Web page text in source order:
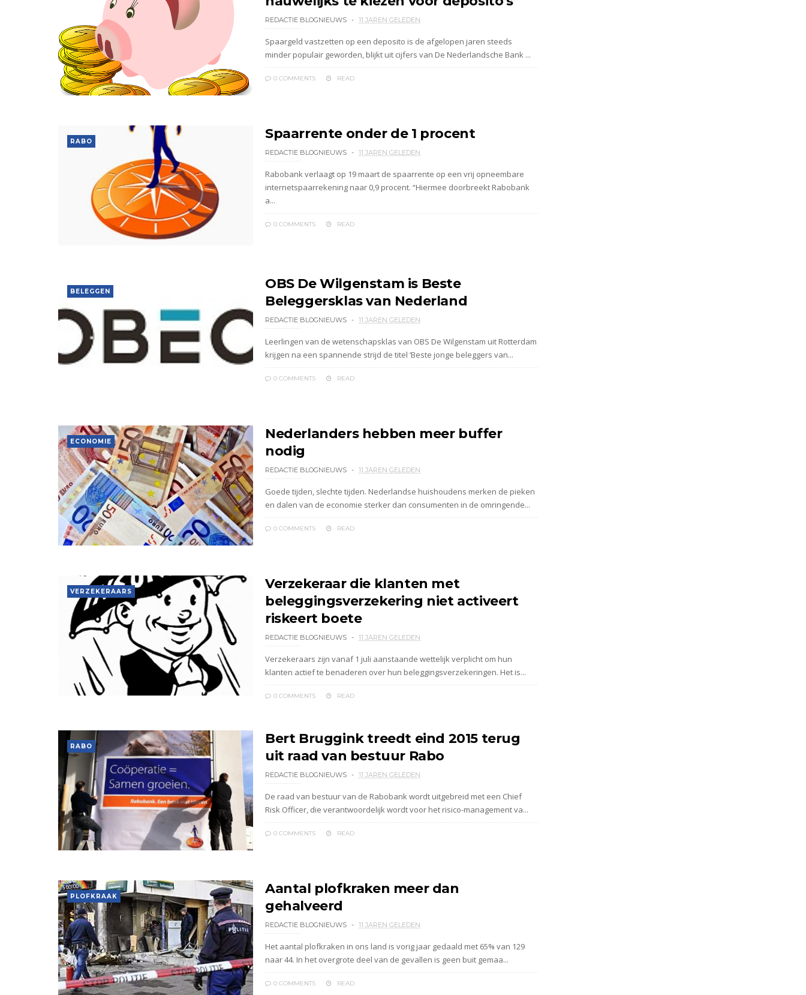
REDACTIE BLOGNIEUWS 11 JAREN GELEDEN
Spaargeld vastzetten op een deposito is de afgelopen jaren steeds
minder populair geworden, blijkt uit cijfers van De Nederlandsche Bank ...
0 COMMENTS READ
RABO Spaarrente onder de 1 procent
REDACTIE BLOGNIEUWS 11 JAREN GELEDEN
Rabobank verlaagt op 19 maart de spaarrente op een vrij opneembare
internetspaarrekening naar 0,9 procent. “Hiermee doorbreekt Rabobank
a...
0 COMMENTS READ
BELEGGEN
OBS De Wilgenstam is Beste
Beleggersklas van Nederland
REDACTIE BLOGNIEUWS 11 JAREN GELEDEN
Leerlingen van de wetenschapsklas van OBS De Wilgenstam uit Rotterdam
krijgen na een spannende strijd de titel ‘Beste jonge beleggers van...
0 COMMENTS READ
ECONOMIE
Nederlanders hebben meer buffer
nodig
REDACTIE BLOGNIEUWS 11 JAREN GELEDEN
Goede tijden, slechte tijden. Nederlandse huishoudens merken de pieken
en dalen van de economie sterker dan consumenten in de omringende...
0 COMMENTS READ
VERZEKERAARS
Verzekeraar die klanten met
beleggingsverzekering niet activeert
riskeert boete
REDACTIE BLOGNIEUWS 11 JAREN GELEDEN
Verzekeraars zijn vanaf 1 juli aanstaande wettelijk verplicht om hun
klanten actief te benaderen over hun beleggingsverzekeringen. Het is...
0 COMMENTS READ
RABO
Bert Bruggink treedt eind 2015 terug
uit raad van bestuur Rabo
REDACTIE BLOGNIEUWS 11 JAREN GELEDEN
De raad van bestuur van de Rabobank wordt uitgebreid met een Chief
Risk Officer, die verantwoordelijk wordt voor het risico-management va...
0 COMMENTS READ
PLOFKRAAK
Aantal plofkraken meer dan
gehalveerd
REDACTIE BLOGNIEUWS 11 JAREN GELEDEN
Het aantal plofkraken in ons land is vorig jaar gedaald met 65% van 129
naar 44. In het overgrote deel van de gevallen is geen buit gemaa...
0 COMMENTS READ